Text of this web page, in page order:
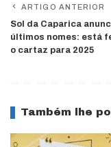
ARTIGO ANTERIOR
Sol da Caparica
últimos nomes: está
o cartaz para 2025
Também lhe